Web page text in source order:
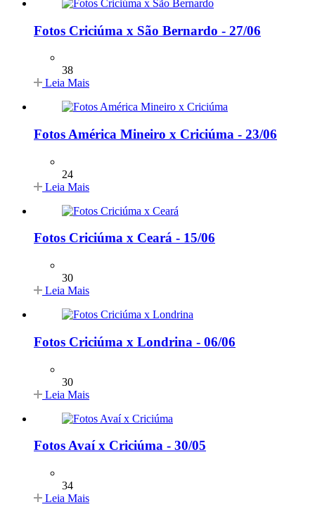
Fotos Criciúma x São Bernardo - 27/06
38
Leia Mais
Fotos América Mineiro x Criciúma - 23/06
24
Leia Mais
Fotos Criciúma x Ceará - 15/06
30
Leia Mais
Fotos Criciúma x Londrina - 06/06
30
Leia Mais
Fotos Avaí x Criciúma - 30/05
34
Leia Mais